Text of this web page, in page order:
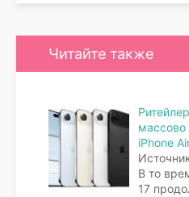
Читайте также
iPhone
В то
17